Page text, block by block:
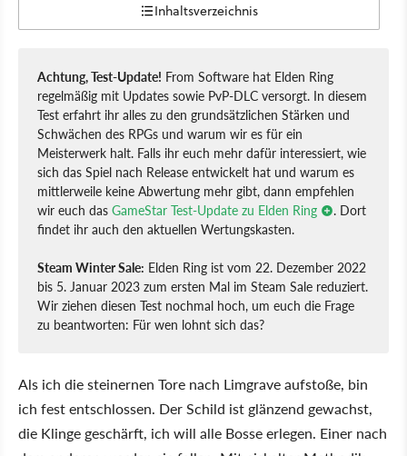
Inhaltsverzeichnis
Achtung, Test-Update! From Software hat Elden Ring
regelmäßig mit Updates sowie PvP-DLC versorgt. In diesem
Test erfahrt ihr alles zu den grundsätzlichen Stärken und
Schwächen des RPGs und warum wir es für ein
Meisterwerk halt. Falls ihr euch mehr dafür interessiert, wie
sich das Spiel nach Release entwickelt hat und warum es
mittlerweile keine Abwertung mehr gibt, dann empfehlen
wir euch das GameStar Test-Update zu Elden Ring
. Dort
findet ihr auch den aktuellen Wertungskasten.
Steam Winter Sale: Elden Ring ist vom 22. Dezember 2022
bis 5. Januar 2023 zum ersten Mal im Steam Sale reduziert.
Wir ziehen diesen Test nochmal hoch, um euch die Frage
zu beantworten: Für wen lohnt sich das?
Als ich die steinernen Tore nach Limgrave aufstoße, bin
ich fest entschlossen. Der Schild ist glänzend gewachst,
die Klinge geschärft, ich will alle Bosse erlegen. Einer nach